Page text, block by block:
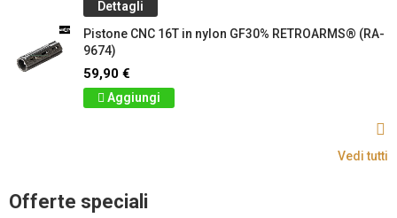
Dettagli
Pistone CNC 16T in nylon GF30% RETROARMS® (RA-
9674)
59,90 €
Aggiungi
Vedi tutti
Offerte speciali